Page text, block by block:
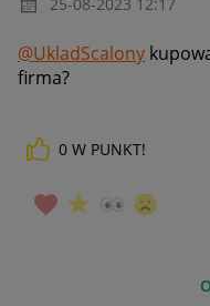
@UkladScalony
firma?
0 W PUNKT!